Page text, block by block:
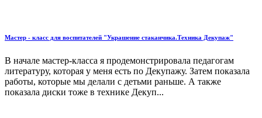
Мастер - класс для воспитателей "Украшение стаканчика.Техника Декупаж"
В начале мастер-класса я продемонстрировала педагогам
литературу, которая у меня есть по Декупажу. Затем показала
работы, которые мы делали с детьми раньше. А также
показала диски тоже в технике Декуп...